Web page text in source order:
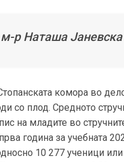
м-р Наташа Јаневска
комора во
со плод. Средното
на младите во
година за учебната
10 277 ученици